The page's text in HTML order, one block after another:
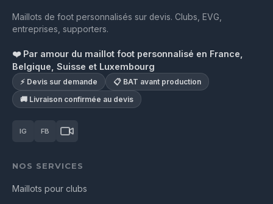
Maillots de foot personnalisés sur devis. Clubs, EVG,
entreprises, supporters.
❤️ Par amour du maillot foot personnalisé en France,
Belgique, Suisse et Luxembourg
⚡ Devis sur demande
📋 BAT avant production
🚚 Livraison confirmée au devis
IG FB
NOS SERVICES
Maillots pour clubs